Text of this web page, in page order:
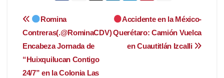
Navegación
de
entradas
Accidente en la México-
Querétaro: Camión Vuelca
en Cuautitlán Izcalli
Romina
Contreras(.@RominaCDV)
Encabeza Jornada de
“Huixquilucan Contigo
24/7” en la Colonia Las